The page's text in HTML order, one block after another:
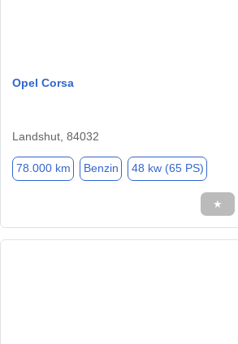
Opel Corsa
Landshut, 84032
78.000 km Benzin 48 kw (65 PS)
★